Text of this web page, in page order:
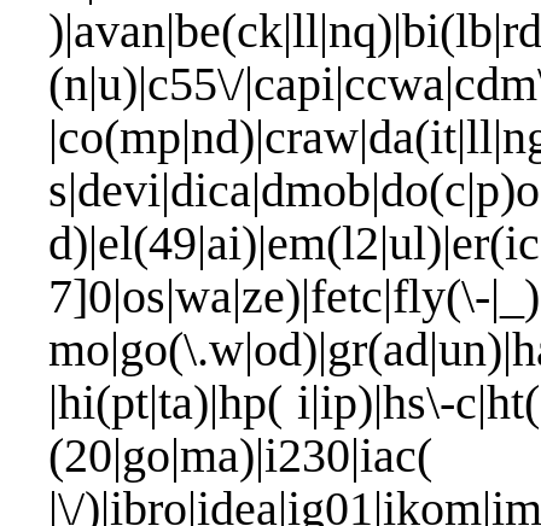
(n|u)|c55\/
|hi(pt|ta)|hp( i|ip)|hs\-
|\/